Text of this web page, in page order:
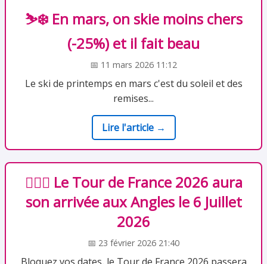
⛷️❄️ En mars, on skie moins chers
(-25%) et il fait beau
📅 11 mars 2026 11:12
Le ski de printemps en mars c'est du soleil et des
remises...
Lire l'article →
🚴🏻‍♂️ Le Tour de France 2026 aura
son arrivée aux Angles le 6 Juillet
2026
📅 23 février 2026 21:40